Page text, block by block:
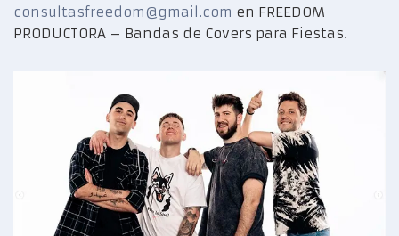
consultasfreedom@gmail.com en FREEDOM
PRODUCTORA – Bandas de Covers para Fiestas.